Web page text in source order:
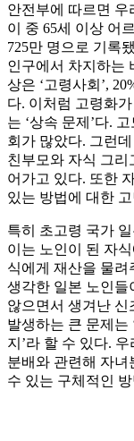
안전부에 따르면 우
이 중 65세 이상 어
725만 명으로 기록
인구에서 차지하는
상은 ‘고령사회’,
다. 이처럼 고령화
는 ‘상속 문제’다.
회가 많았다. 그런
친부모와 자식 그
어가고 있다. 또한
있는 방법에 대한
특히 초고령 국가
이는 노인이 된 자
식에게 재산을 물려
생각한 일본 노인들
않으면서 생겨난 신
발생하는 큰 문제는
지’라 할 수 있다.
분배와 관련해 자녀
수 있는 구체적인